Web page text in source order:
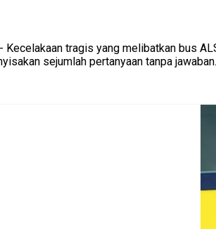
Kecelakaan tragis yang melibatkan bus
sejumlah pertanyaan tanpa